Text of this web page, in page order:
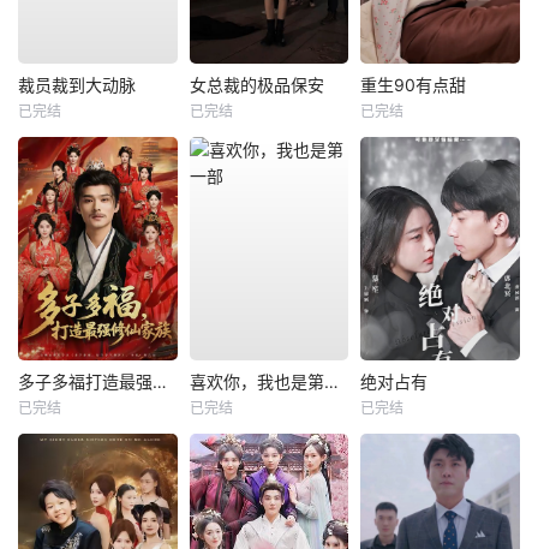
裁员裁到大动脉
已完结
女总裁的极品保安
已完结
重生90有点甜
已完结
多子多福打造最强修仙家族
已完结
喜欢你，我也是第一部
已完结
绝对占有
已完结